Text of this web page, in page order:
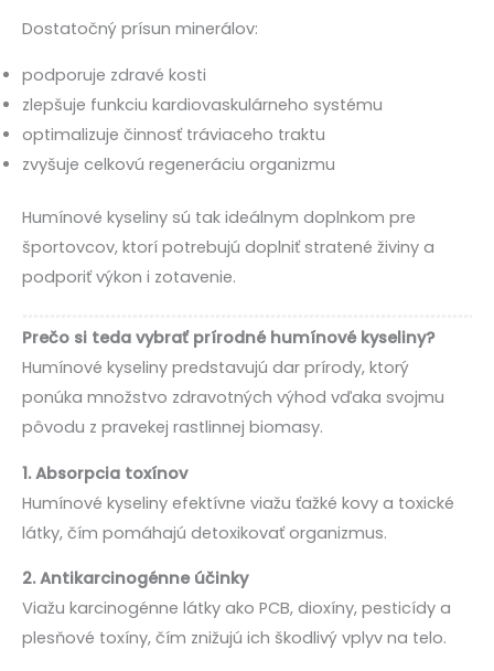
Dostatočný prísun minerálov:
podporuje zdravé kosti
zlepšuje funkciu kardiovaskulárneho systému
optimalizuje činnosť tráviaceho traktu
zvyšuje celkovú regeneráciu organizmu
Humínové kyseliny sú tak ideálnym doplnkom pre
športovcov, ktorí potrebujú doplniť stratené živiny a
podporiť výkon i zotavenie.
Prečo si teda vybrať prírodné humínové kyseliny?
Humínové kyseliny predstavujú dar prírody, ktorý
ponúka množstvo zdravotných výhod vďaka svojmu
pôvodu z pravekej rastlinnej biomasy.
1. Absorpcia toxínov
Humínové kyseliny efektívne viažu ťažké kovy a toxické
látky, čím pomáhajú detoxikovať organizmus.
2. Antikarcinogénne účinky
Viažu karcinogénne látky ako PCB, dioxíny, pesticídy a
plesňové toxíny, čím znižujú ich škodlivý vplyv na telo.